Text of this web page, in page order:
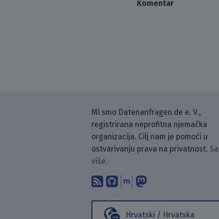
Komentar
Mi smo Datenanfragen.de e. V.,
registrirana neprofitna njemačka
organizacija. Cilj nam je pomoći u
ostvarivanju prava na privatnost.
više.
Pretplati se na naš
Pronađi nas na
Raspravljaj s
Hrvatski / Hrvatska